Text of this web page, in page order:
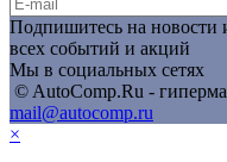
Подпишитесь на новости
всех событий и акций
Мы в социальных сетях
© AutoComp.Ru -
mail@autocomp.ru
×